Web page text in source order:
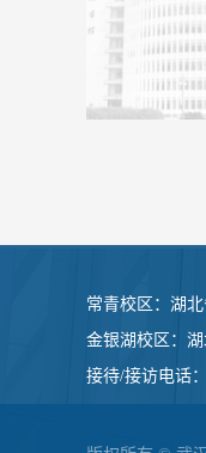
常青校区： 湖
金银湖校区：
接待/接访电话：